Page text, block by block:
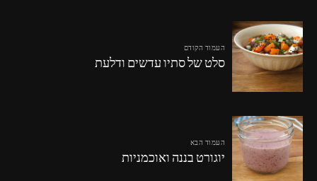
העמוד הקודם
סלט של סתיו עדשים ודלעת
העמוד הבא
יוגורט בננה ואוכמניות